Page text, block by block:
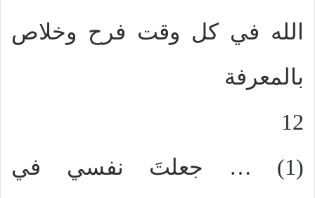
الله في كل وقت فرح وخلاص
بالمعرفة
12
(1) … جعلتَ نفسي في